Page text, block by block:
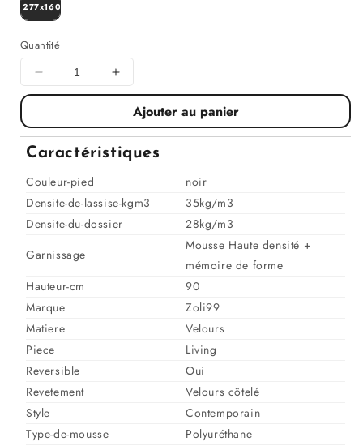
277x160CM
Quantité
Diminuer
la
pour
Canapé
velours
réversible
doux
-
Augmenter
la
quantité
pour
Canapé
angle
réversible
tissu
doux
Ajouter au panier
Caractéristiques
Couleur-pied
noir
Densite-de-lassise-kgm3
35kg/m3
Densite-du-dossier
28kg/m3
Garnissage
Mousse Haute densité +
mémoire de forme
Hauteur-cm
90
Marque
Zoli99
Matiere
Velours
Piece
Living
Reversible
Oui
Revetement
Velours côtelé
Style
Contemporain
Type-de-mousse
Polyuréthane